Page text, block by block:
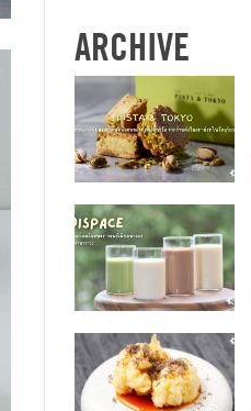
ARCHIVE